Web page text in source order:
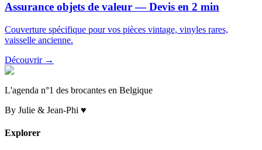
Assurance objets de valeur — Devis en 2 min
Couverture spécifique pour vos pièces vintage, vinyles rares,
vaisselle ancienne.
Découvrir →
L'agenda n°1 des brocantes en Belgique
By Julie & Jean-Phi ♥
Explorer